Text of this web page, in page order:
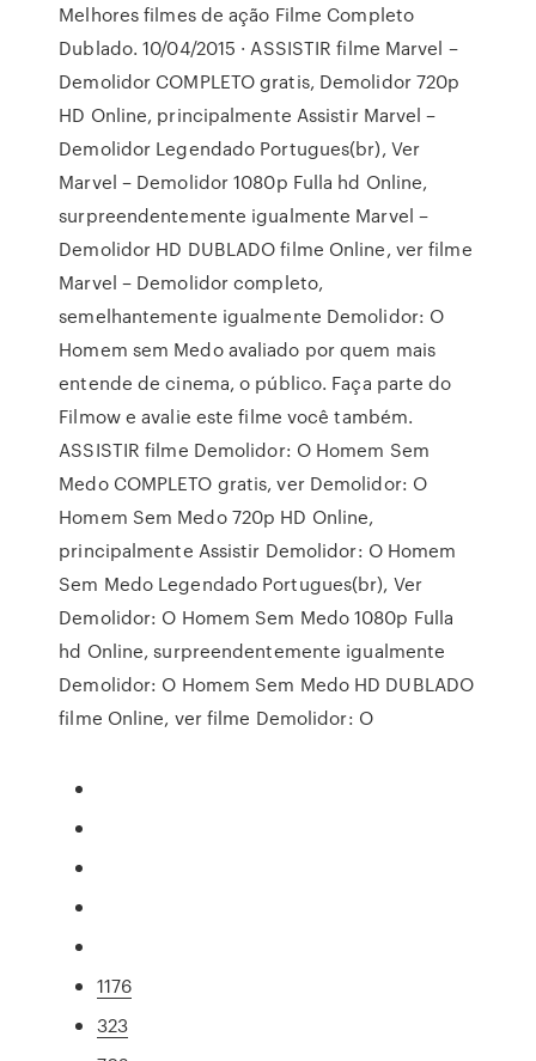
Melhores filmes de ação Filme Completo
Dublado. 10/04/2015 · ASSISTIR filme Marvel –
Demolidor COMPLETO gratis, Demolidor 720p
HD Online, principalmente Assistir Marvel –
Demolidor Legendado Portugues(br), Ver
Marvel – Demolidor 1080p Fulla hd Online,
surpreendentemente igualmente Marvel –
Demolidor HD DUBLADO filme Online, ver filme
Marvel – Demolidor completo,
semelhantemente igualmente Demolidor: O
Homem sem Medo avaliado por quem mais
entende de cinema, o público. Faça parte do
Filmow e avalie este filme você também.
ASSISTIR filme Demolidor: O Homem Sem
Medo COMPLETO gratis, ver Demolidor: O
Homem Sem Medo 720p HD Online,
principalmente Assistir Demolidor: O Homem
Sem Medo Legendado Portugues(br), Ver
Demolidor: O Homem Sem Medo 1080p Fulla
hd Online, surpreendentemente igualmente
Demolidor: O Homem Sem Medo HD DUBLADO
filme Online, ver filme Demolidor: O
1176
323